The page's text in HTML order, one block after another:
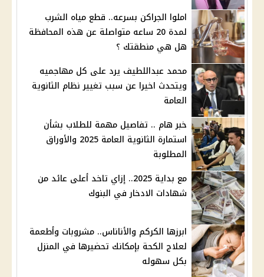
املوا الجراكن بسرعه.. قطع مياه الشرب
لمدة 20 ساعه متواصلة عن هذه المحافظة
هل هي منطقتك ؟
محمد عبداللطيف يرد على كل مهاجميه
ويتحدث اخيرا عن سبب تغيير نظام الثانوية
العامة
خبر هام .. تفاصيل مهمة للطلاب بشأن
استمارة الثانوية العامة 2025 والأوراق
المطلوبة
مع بداية 2025.. إزاي تاخد أعلى عائد من
شهادات الادخار في البنوك
ابرزها الكركم والأناناس.. مشروبات وأطعمة
لعلاج الكحة بإمكانك تحضيرها في المنزل
بكل سهوله